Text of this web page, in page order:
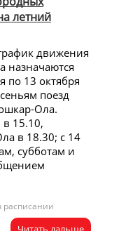
летний
движения
назначаются
по 13 октября
поезд
Ола.
в 15.10,
в 18.30; с 14
субботам и
расписании